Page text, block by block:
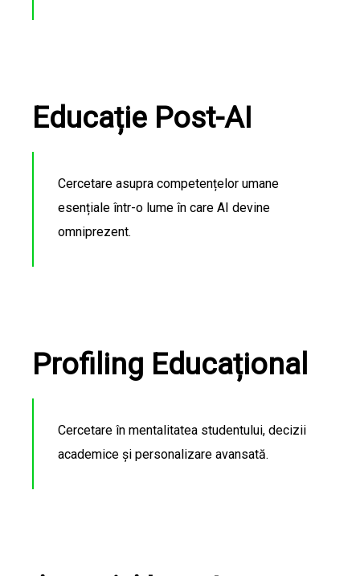
Educație Post-AI
Cercetare asupra competențelor umane
esențiale într-o lume în care AI devine
omniprezent.
Profiling Educațional
Cercetare în mentalitatea studentului, decizii
academice și personalizare avansată.